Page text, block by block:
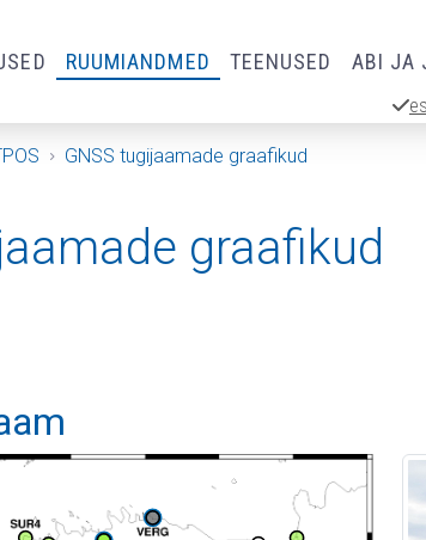
RUUMIANDMED TEENUSED ABI JA
GNSS tugijaamade graafikud
graafikud